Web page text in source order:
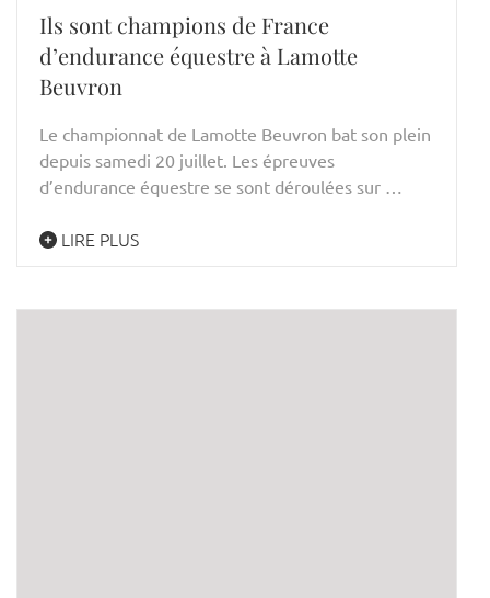
Ils sont champions de France
d’endurance équestre à Lamotte
Beuvron
Le championnat de Lamotte Beuvron bat son plein
depuis samedi 20 juillet. Les épreuves
d’endurance équestre se sont déroulées sur …
LIRE PLUS